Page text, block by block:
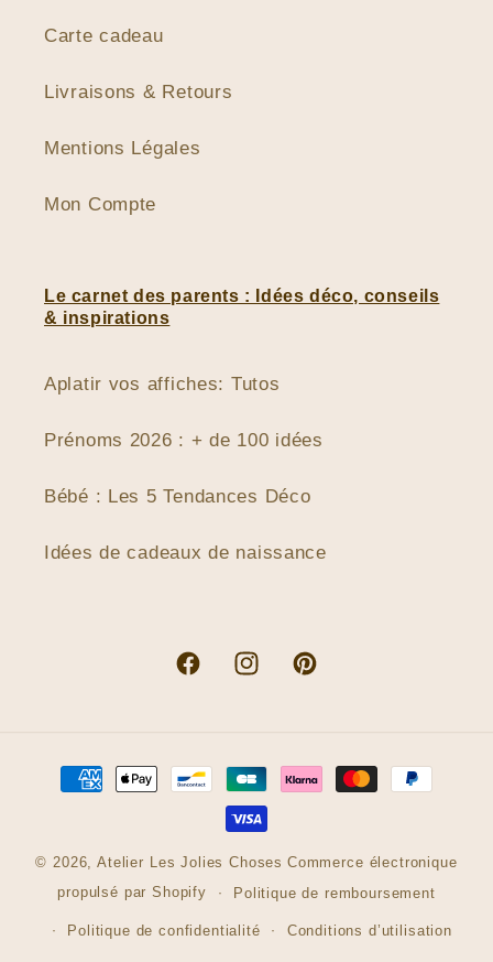
Carte cadeau
Livraisons & Retours
Mentions Légales
Mon Compte
Le carnet des parents : Idées déco, conseils
& inspirations
Aplatir vos affiches: Tutos
Prénoms 2026 : + de 100 idées
Bébé : Les 5 Tendances Déco
Idées de cadeaux de naissance
FacebookInstagramPinterest
Moyens
© 2026,Atelier Les Jolies Choses Commerce électronique
propulsé par Shopify
Politique de remboursement
Politique de confidentialité Conditions d’utilisation